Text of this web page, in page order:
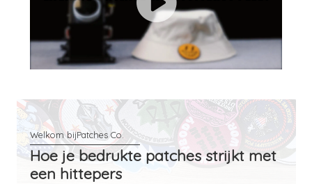
Hoe je bedrukte patches strijkt met
een hittepers